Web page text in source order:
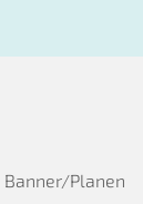
Banner/Planen